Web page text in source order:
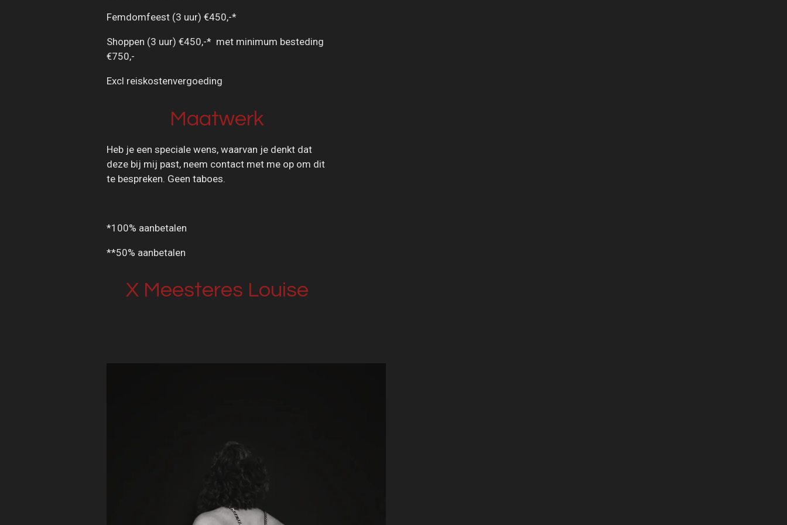
Femdomfeest (3 uur) €450,-*
Shoppen (3 uur) €450,-* met minimum besteding
€750,-
Excl reiskostenvergoeding
Maatwerk
Heb je een speciale wens, waarvan je denkt dat
deze bij mij past, neem contact met me op om dit
te bespreken. Geen taboes.
*100% aanbetalen
**50% aanbetalen
X Meesteres Louise